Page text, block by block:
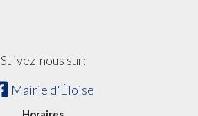
Suivez-nous sur:
Mairie d'Éloise